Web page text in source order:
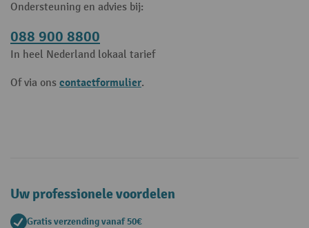
Ondersteuning en advies bij:
088 900 8800
In heel Nederland lokaal tarief
Of via ons contactformulier.
Uw professionele voordelen
Gratis verzending vanaf 50€